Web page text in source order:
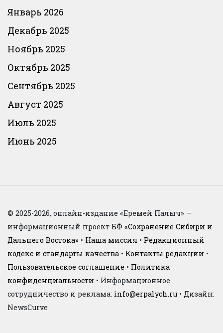
Январь 2026
Декабрь 2025
Ноябрь 2025
Октябрь 2025
Сентябрь 2025
Август 2025
Июль 2025
Июнь 2025
© 2025-2026, онлайн-издание «Еремей Палыч» —
информационный проект БФ «Сохранение Сибири и
Дальнего Востока» • Наша миссия • Редакционный
кодекс и стандарты качества • Контакты редакции •
Пользовательское соглашение • Политика
конфиденциальности • Информационное
сотрудничество и реклама: info@erpalych.ru • Дизайн:
NewsCurve